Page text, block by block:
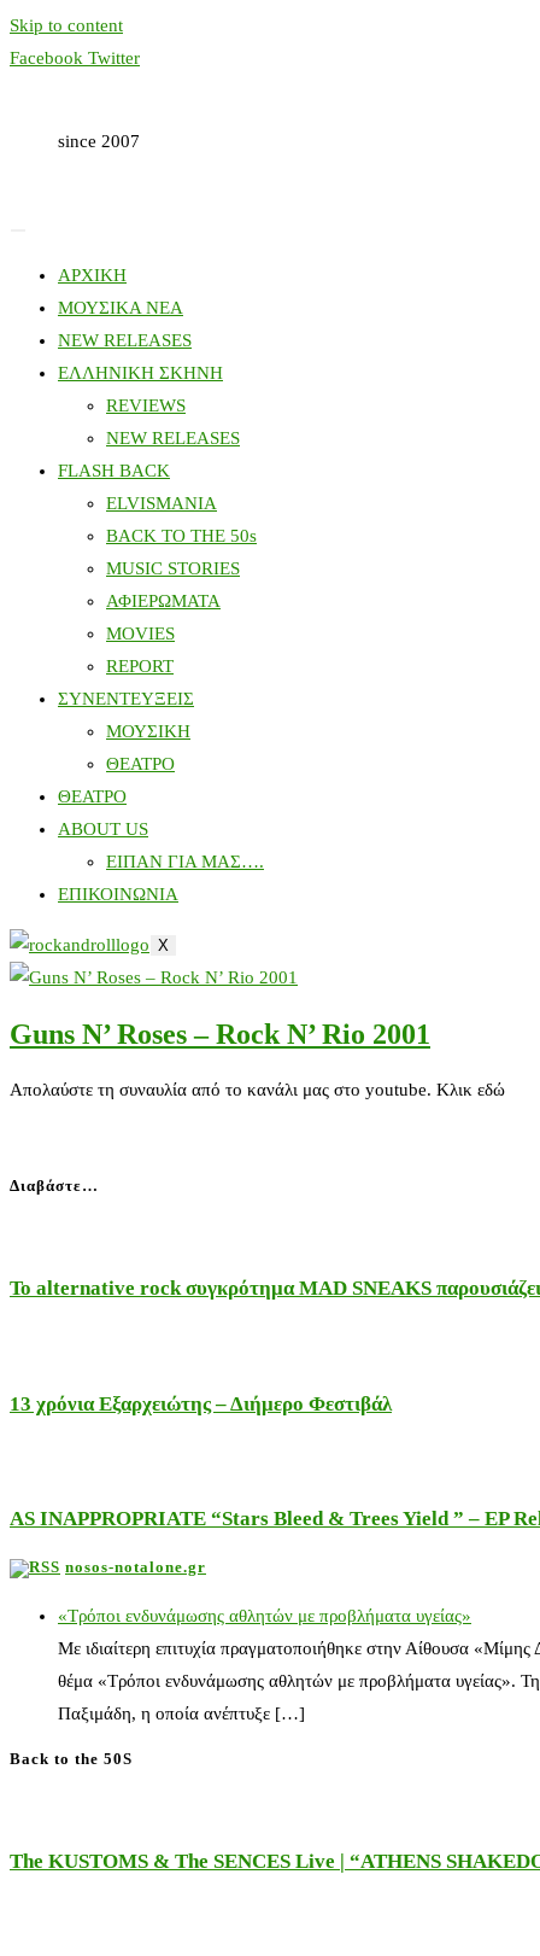
Skip to content
Facebook Twitter
since 2007
ΑΡΧΙΚΗ
ΜΟΥΣΙΚΑ ΝΕΑ
NEW RELEASES
ΕΛΛΗΝΙΚΗ ΣΚΗΝΗ
REVIEWS
NEW RELEASES
FLASH BACK
ELVISMANIA
BACK TO THE 50s
MUSIC STORIES
ΑΦΙΕΡΩΜΑΤΑ
MOVIES
REPORT
ΣΥΝΕΝΤΕΥΞΕΙΣ
ΜΟΥΣΙΚΗ
ΘΕΑΤΡΟ
ΘΕΑΤΡΟ
ABOUT US
ΕΙΠΑΝ ΓΙΑ ΜΑΣ….
ΕΠΙΚΟΙΝΩΝΙΑ
X
Guns N’ Roses – Rock N’ Rio 2001
Απολαύστε τη συναυλία από το κανάλι μας στο youtube. Κλικ εδώ
Διαβάστε…
Το alternative rock συγκρότημα MAD SNEAKS
13 χρόνια Εξαρχειώτης – Διήμερο Φεστιβάλ
AS INAPPROPRIATE “Stars Bleed & Trees Yield ” – EP
nosos-notalone.gr
«Τρόποι ενδυνάμωσης αθλητών με προβλήματα υγείας»
Με ιδιαίτερη επιτυχία πραγματοποιήθηκε στην Αίθουσα
θέμα «Τρόποι ενδυνάμωσης αθλητών με προβλήματα υγείας».
Παξιμάδη, η οποία ανέπτυξε […]
Back to the 50S
The KUSTOMS & The SENCES Live | “ATHENS